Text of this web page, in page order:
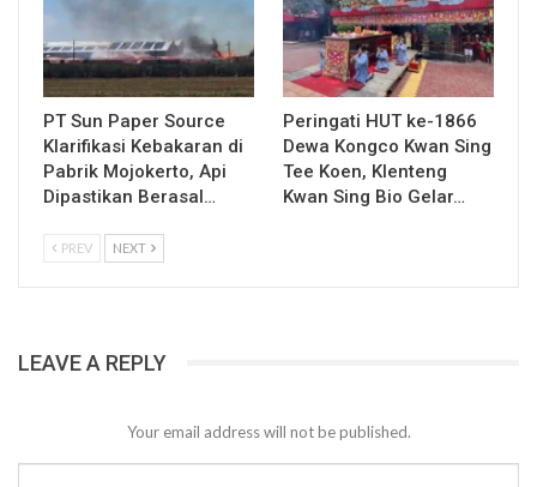
PT Sun Paper Source
Klarifikasi Kebakaran di
Pabrik Mojokerto, Api
Dipastikan Berasal…
Peringati HUT ke-1866
Dewa Kongco Kwan Sing
Tee Koen, Klenteng
Kwan Sing Bio Gelar…
PREV NEXT
LEAVE A REPLY
Your email address will not be published.